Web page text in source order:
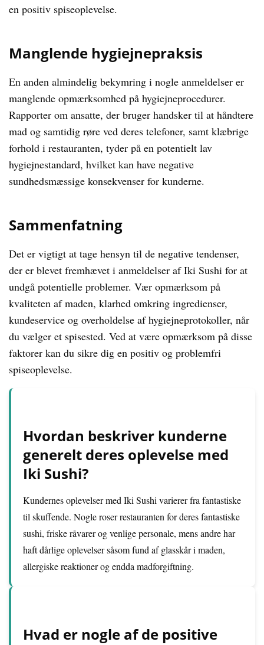
en positiv spiseoplevelse.
Manglende hygiejnepraksis
En anden almindelig bekymring i nogle anmeldelser er
manglende opmærksomhed på hygiejneprocedurer.
Rapporter om ansatte, der bruger handsker til at håndtere
mad og samtidig røre ved deres telefoner, samt klæbrige
forhold i restauranten, tyder på en potentielt lav
hygiejnestandard, hvilket kan have negative
sundhedsmæssige konsekvenser for kunderne.
Sammenfatning
Det er vigtigt at tage hensyn til de negative tendenser,
der er blevet fremhævet i anmeldelser af Iki Sushi for at
undgå potentielle problemer. Vær opmærksom på
kvaliteten af maden, klarhed omkring ingredienser,
kundeservice og overholdelse af hygiejneprotokoller, når
du vælger et spisested. Ved at være opmærksom på disse
faktorer kan du sikre dig en positiv og problemfri
spiseoplevelse.
Hvordan beskriver kunderne
generelt deres oplevelse med
Iki Sushi?
Kundernes oplevelser med Iki Sushi varierer fra fantastiske
til skuffende. Nogle roser restauranten for deres fantastiske
sushi, friske råvarer og venlige personale, mens andre har
haft dårlige oplevelser såsom fund af glasskår i maden,
allergiske reaktioner og endda madforgiftning.
Hvad er nogle af de positive